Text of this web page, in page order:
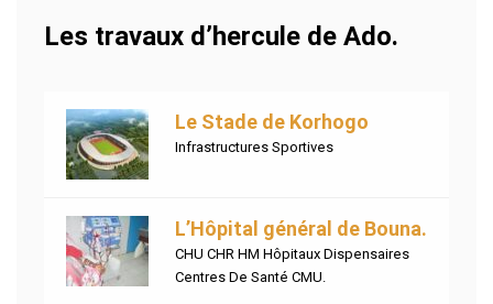
Les travaux d’hercule de Ado.
Le Stade de Korhogo
Infrastructures Sportives
L’Hôpital général de Bouna.
CHU CHR HM Hôpitaux Dispensaires
Centres De Santé CMU.